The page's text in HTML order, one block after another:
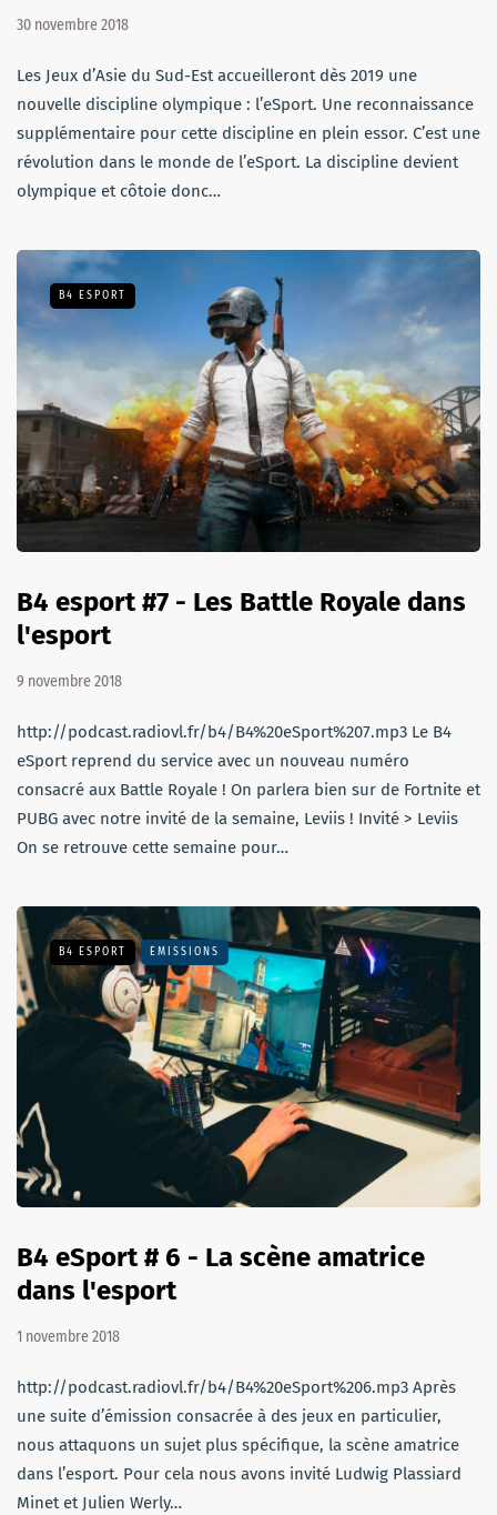
30 novembre 2018
Les Jeux d’Asie du Sud-Est accueilleront dès 2019 une
nouvelle discipline olympique : l’eSport. Une reconnaissance
supplémentaire pour cette discipline en plein essor. C’est une
révolution dans le monde de l’eSport. La discipline devient
olympique et côtoie donc…
B4 ESPORT
B4 esport #7 - Les Battle Royale dans
l'esport
9 novembre 2018
http://podcast.radiovl.fr/b4/B4%20eSport%207.mp3 Le B4
eSport reprend du service avec un nouveau numéro
consacré aux Battle Royale ! On parlera bien sur de Fortnite et
PUBG avec notre invité de la semaine, Leviis ! Invité > Leviis
On se retrouve cette semaine pour…
B4 ESPORT EMISSIONS
B4 eSport # 6 - La scène amatrice
dans l'esport
1 novembre 2018
http://podcast.radiovl.fr/b4/B4%20eSport%206.mp3 Après
une suite d’émission consacrée à des jeux en particulier,
nous attaquons un sujet plus spécifique, la scène amatrice
dans l’esport. Pour cela nous avons invité Ludwig Plassiard
Minet et Julien Werly…